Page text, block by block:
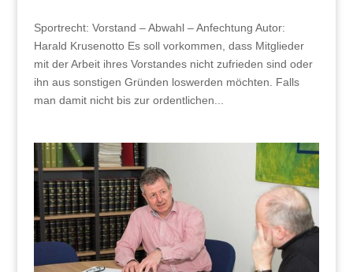
Sportrecht: Vorstand – Abwahl – Anfechtung Autor:
Harald Krusenotto Es soll vorkommen, dass Mitglieder
mit der Arbeit ihres Vorstandes nicht zufrieden sind oder
ihn aus sonstigen Gründen loswerden möchten. Falls
man damit nicht bis zur ordentlichen...